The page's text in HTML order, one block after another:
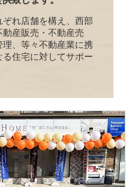
れ店舗を構え、西部
産販売・不動産売
、等々不動産業に携
住宅に対してサポー